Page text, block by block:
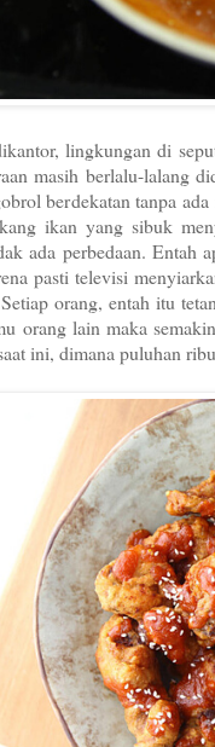
lingkungan di
masih berlalu-lalang
berdekatan tanpa
ikan yang sibuk
ada perbedaan.
pasti televisi
orang, entah itu
orang lain maka
ini, dimana puluhan